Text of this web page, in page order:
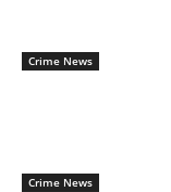
Crime News
Crime News